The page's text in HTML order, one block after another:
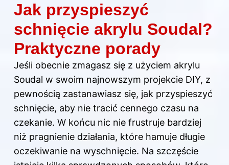
Jak przyspieszyć
schnięcie akrylu Soudal?
Praktyczne porady
Jeśli obecnie zmagasz się z użyciem akrylu
Soudal w swoim najnowszym projekcie DIY, z
pewnością zastanawiasz się, jak przyspieszyć
schnięcie, aby nie tracić cennego czasu na
czekanie. W końcu nic nie frustruje bardziej
niż pragnienie działania, które hamuje długie
oczekiwanie na wyschnięcie. Na szczęście